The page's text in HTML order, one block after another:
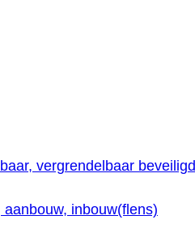
vergrendelbaar beveiligd
inbouw(flens)